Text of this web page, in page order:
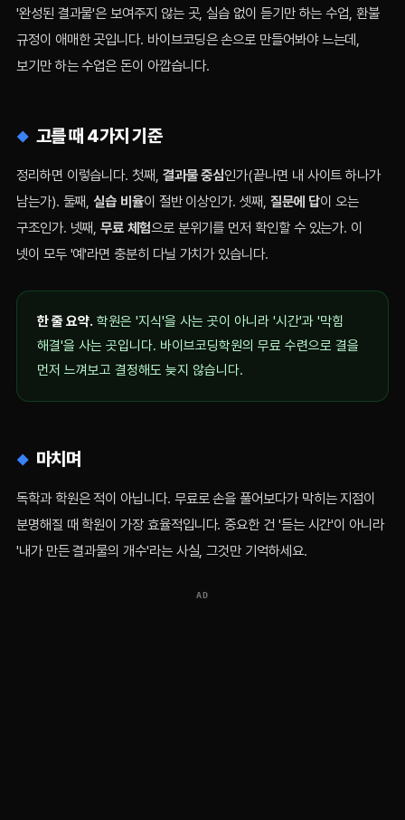
'완성된 결과물'은 보여주지 않는 곳, 실습 없이 듣기만 하는 수업, 환불
규정이 애매한 곳입니다. 바이브코딩은 손으로 만들어봐야 느는데,
보기만 하는 수업은 돈이 아깝습니다.
고를 때 4가지 기준
정리하면 이렇습니다. 첫째, 결과물 중심인가(끝나면 내 사이트 하나가
남는가). 둘째,실습 비율이 절반 이상인가. 셋째, 질문에 답이 오는
구조인가. 넷째,무료 체험으로 분위기를 먼저 확인할 수 있는가. 이
넷이 모두 '예'라면 충분히 다닐 가치가 있습니다.
한 줄 요약. 학원은 '지식'을 사는 곳이 아니라 '시간'과 '막힘
해결'을 사는 곳입니다. 바이브코딩학원의 무료 수련으로 결을
먼저 느껴보고 결정해도 늦지 않습니다.
마치며
독학과 학원은 적이 아닙니다. 무료로 손을 풀어보다가 막히는 지점이
분명해질 때 학원이 가장 효율적입니다. 중요한 건 '듣는 시간'이 아니라
'내가 만든 결과물의 개수'라는 사실, 그것만 기억하세요.
AD